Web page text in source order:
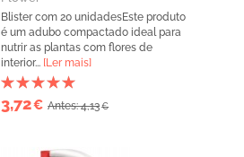
Blister com 20 unidadesEste produto
é um adubo compactado ideal para
nutrir as plantas com flores de
interior... [Ler mais]
3,72€ Antes: 4,13€